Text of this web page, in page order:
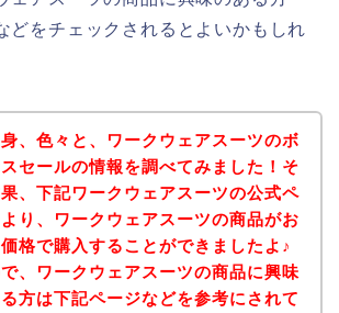
どをチェックされるとよいかもしれ
、色々と、ワークウェアスーツのボ
セールの情報を調べてみました！そ
、下記ワークウェアスーツの公式ペ
り、ワークウェアスーツの商品がお
格で購入することができましたよ♪
、ワークウェアスーツの商品に興味
方は下記ページなどを参考にされて